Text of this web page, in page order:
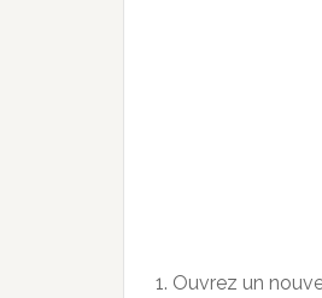
1. Ouvrez un